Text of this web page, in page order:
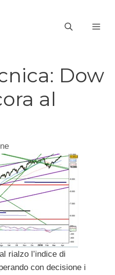
Dow
al
rialzo l’indice di
con decisione i